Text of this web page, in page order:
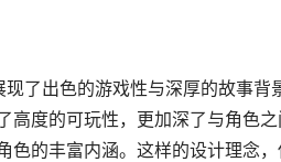
了出色的游戏性与深厚的故事背
高度的可玩性，更加深了与角色
色的丰富内涵。这样的设计理念